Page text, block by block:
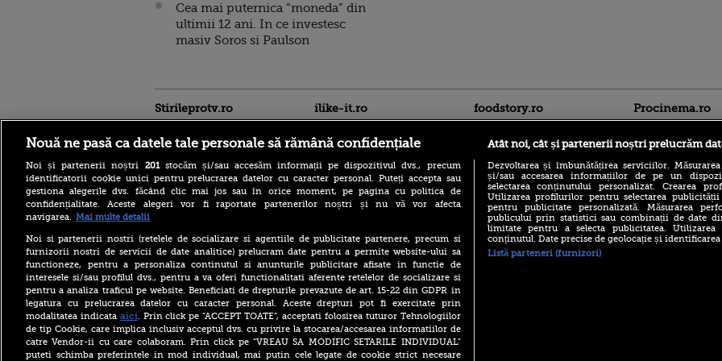
Cea mai puternica “moneda” din
ultimii 12 ani. In ce investesc
masiv Soros si Paulson
Stirileprotv.ro
Care este mâncarea
preferată a lui Florin
Dumitrescu. Juratul
MastrerChef a vorbit despre
începuturile în bucătărie
Horoscop 9 august 2026, cu
Neti Sandu. Încep să vină
bani în cont
Elon Musk a refuzat accesul
ilike-it.ro foodstory.ro
(P) Descoperă Lumea
Evenimentelor din România
cu Transilvania Events!
Procinema.ro
Banditul zburător,
prolific spărgător
Nouă ne pasă ca datele tale personale să rămână confidențiale
Noi și partenerii noștri 201stocăm și/sau accesăm informații pe dispozitivul dvs., precum
identificatorii cookie unici pentru prelucrarea datelor cu caracter personal. Puteți accepta sau
gestiona alegerile dvs. făcând clic mai jos sau în orice moment, pe pagina cu politica de
confidențialitate. Aceste alegeri vor fi raportate partenerilor noștri și nu vă vor afecta
navigarea. Mai multe detalii
Noi si partenerii nostri (retelele de socializare si agentiile de publicitate partenere, precum si
furnizorii nostri de servicii de date analitice) prelucram date pentru a permite website-ului sa
functioneze, pentru a personaliza continutul si anunturile publicitare afisate in functie de
interesele si/sau profilul dvs., pentru a va oferi functionalitati aferente retelelor de socializare si
pentru a analiza traficul pe website. Beneficiati de drepturile prevazute de art. 15-22 din GDPR in
legatura cu prelucrarea datelor cu caracter personal. Aceste drepturi pot fi exercitate prin
modalitatea indicata aici. Prin click pe “ACCEPT TOATE”, acceptati folosirea tuturor Tehnologiilor
de tip Cookie, care implica inclusiv acceptul dvs. cu privire la stocarea/accesarea informatiilor de
catre Vendor-ii cu care colaboram. Prin click pe “VREAU SA MODIFIC SETARILE INDIVIDUAL”
puteti schimba preferintele in mod individual, mai putin cele legate de cookie strict necesare
Atât noi, cât și partenerii noștri prelucrăm
Dezvoltarea și îmbunătățirea serviciilor.
și/sau accesarea informațiilor de pe un
selectarea conținutului personalizat. Crearea
Utilizarea profilurilor pentru selectarea
pentru publicitate personalizată. Măsurarea
publicului prin statistici sau combinații de date
limitate pentru a selecta publicitatea.
conținutul. Date precise de geolocație și
Listă parteneri (furnizori)